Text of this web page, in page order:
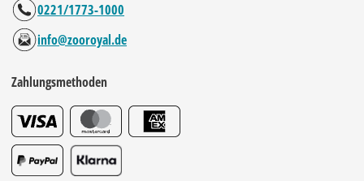
0221/1773-1000
info@zooroyal.de
Zahlungsmethoden